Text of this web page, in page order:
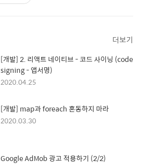
더보기
[개발] 2. 리액트 네이티브 - 코드 사이닝 (code
signing - 앱서명)
2020.04.25
[개발] map과 foreach 혼동하지 마라
2020.03.30
Google AdMob 광고 적용하기 (2/2)